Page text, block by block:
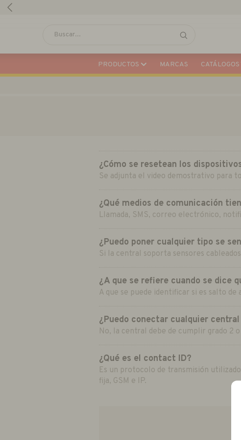
PRODUCTOS MARCAS CATÁLOGOS
¿Cómo se resetean los
Se adjunta el video demostrativo para
¿Qué medios de comunicación
Llamada, SMS, correo electrónico,
¿Puedo poner cualquier tipo se
Si la central soporta sensores
¿A que se refiere cuando se dice
A que se puede identificar si es salto
¿Puedo conectar cualquier
No, la central debe de cumplir grado 2 o
¿Qué es el contact ID?
Es un protocolo de transmisión
fija, GSM e IP.